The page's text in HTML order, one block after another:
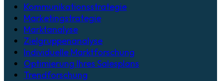
Kommunikationsstrategie
Marketingstrategie
Marktanalyse
Zielgruppenanalyse
Individuelle Marktforschung
Optimierung Ihres Salesplans
Trendforschung